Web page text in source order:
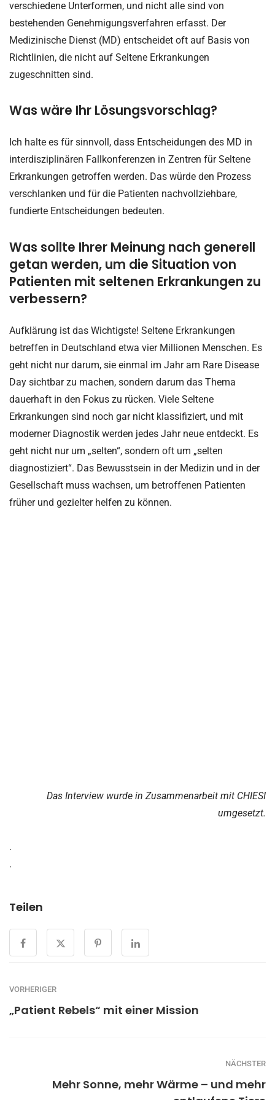
verschiedene Unterformen, und nicht alle sind von
bestehenden Genehmigungsverfahren erfasst. Der
Medizinische Dienst (MD) entscheidet oft auf Basis von
Richtlinien, die nicht auf Seltene Erkrankungen
zugeschnitten sind.
Was wäre Ihr Lösungsvorschlag?
Ich halte es für sinnvoll, dass Entscheidungen des MD in
interdisziplinären Fallkonferenzen in Zentren für Seltene
Erkrankungen getroffen werden. Das würde den Prozess
verschlanken und für die Patienten nachvollziehbare,
fundierte Entscheidungen bedeuten.
Was sollte Ihrer Meinung nach generell
getan werden, um die Situation von
Patienten mit seltenen Erkrankungen zu
verbessern?
Aufklärung ist das Wichtigste! Seltene Erkrankungen
betreffen in Deutschland etwa vier Millionen Menschen. Es
geht nicht nur darum, sie einmal im Jahr am Rare Disease
Day sichtbar zu machen, sondern darum das Thema
dauerhaft in den Fokus zu rücken. Viele Seltene
Erkrankungen sind noch gar nicht klassifiziert, und mit
moderner Diagnostik werden jedes Jahr neue entdeckt. Es
geht nicht nur um „selten“, sondern oft um „selten
diagnostiziert“. Das Bewusstsein in der Medizin und in der
Gesellschaft muss wachsen, um betroffenen Patienten
früher und gezielter helfen zu können.
Das Interview wurde in Zusammenarbeit mit CHIESI
umgesetzt.
.
.
Teilen
VORHERIGER
„Patient Rebels“ mit einer Mission
NÄCHSTER
Mehr Sonne, mehr Wärme – und mehr